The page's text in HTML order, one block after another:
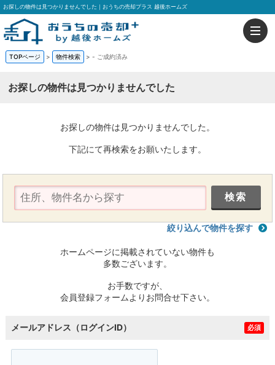
お探しの物件は見つかりませんでした｜おうちの売却プラス 越後ホームズ
TOPページ > 物件検索 > - ご成約済み
お探しの物件は見つかりませんでした
お探しの物件は見つかりませんでした。
下記にて再検索をお願いたします。
絞り込んで物件を探す
ホームページに掲載されていない物件も
多数ございます。
お手数ですが、
会員登録フォームよりお問合せ下さい。
メールアドレス（ログインID） 必須